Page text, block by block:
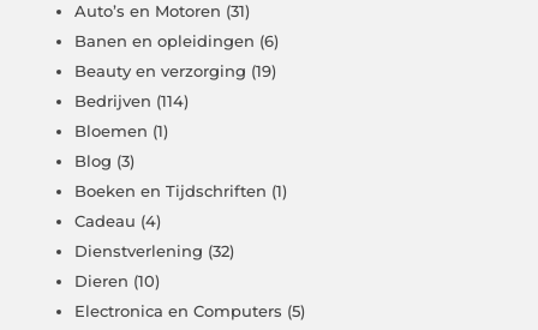
Auto’s en Motoren (31)
Banen en opleidingen (6)
Beauty en verzorging (19)
Bedrijven (114)
Bloemen (1)
Blog (3)
Boeken en Tijdschriften (1)
Cadeau (4)
Dienstverlening (32)
Dieren (10)
Electronica en Computers (5)